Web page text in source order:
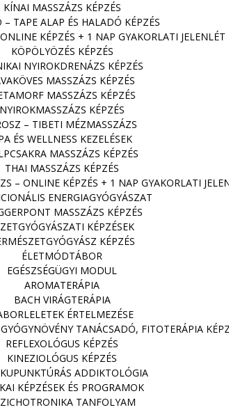
KÍNAI MASSZÁZS KÉPZÉS
– TAPE ALAP ÉS HALADÓ KÉPZÉS
KÉPZÉS + 1 NAP GYAKORLATI JELENLÉT
KÖPÖLYÖZÉS KÉPZÉS
NYIROKDRENÁZS KÉPZÉS
MASSZÁZS KÉPZÉS
MASSZÁZS KÉPZÉS
NYIROKMASSZÁZS KÉPZÉS
– TIBETI MÉZMASSZÁZS
ÉS WELLNESS KEZELÉSEK
MASSZÁZS KÉPZÉS
THAI MASSZÁZS KÉPZÉS
– ONLINE KÉPZÉS + 1 NAP GYAKORLATI
ENERGIAGYÓGYÁSZAT
MASSZÁZS KÉPZÉS
KÉPZÉSEK
KÉPZÉS
ÉLETMÓDTÁBOR
EGÉSZSÉGÜGYI MODUL
AROMATERÁPIA
BACH VIRÁGTERÁPIA
ÉRTELMEZÉSE
TANÁCSADÓ, FITOTERÁPIA
REFLEXOLÓGUS KÉPZÉS
KINEZIOLÓGUS KÉPZÉS
ADDIKTOLÓGIA
KÉPZÉSEK ÉS PROGRAMOK
TANFOLYAM